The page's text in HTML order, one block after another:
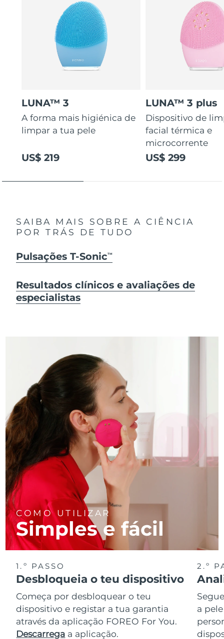
LUNA™ 3
A forma mais higiénica de
limpar a tua pele
US$ 219
LUNA™ 3 plus
Dispositivo de
facial térmica e
microcorrente
US$ 299
SAIBA MAIS SOBRE A CIÊNCIA
POR TRÁS DE TUDO
Pulsações T-SonicTM
Resultados clínicos e avaliações de
especialistas
COMO UTILIZAR
Simples e fácil
1.º PASSO
Desbloqueia o teu dispositivo
Começa por desbloquear o teu
dispositivo e registar a tua garantia
através da aplicação FOREO For You.
Descarrega a aplicação.
2.º
a